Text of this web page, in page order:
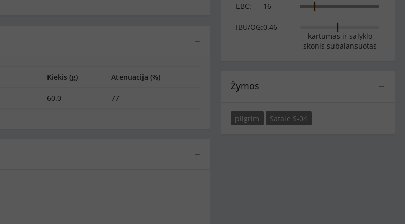
EBC: 16
IBU/OG:0.46
kartumas ir salyklo
skonis subalansuotas
−
Žymos
pilgrim Safale S-04
−
Kiekis (g) Atenuacija (%)
60.0 77
−